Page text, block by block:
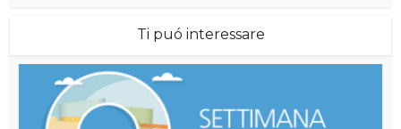
Ti puó interessare